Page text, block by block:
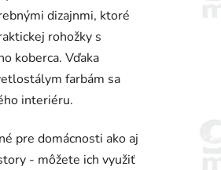
dizajnmi, ktoré
rohožky s
koberca. Vďaka
farbám sa
interiéru.
pre domácnosti ako aj
- môžete ich využiť